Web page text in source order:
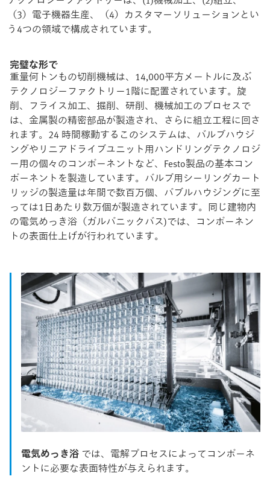
（3）電子機器生産、（4）カスタマーソリューションとい
う4つの領域で構成されています。
完璧な形で
重量何トンもの切削機械は、14,000平方メートルに及ぶ
テクノロジーファクトリー1階に配置されています。旋
削、フライス加工、掘削、研削、機械加工のプロセスで
は、金属製の精密部品が製造され、さらに組立工程に回さ
れます。24 時間稼動するこのシステムは、バルブハウジ
ングやリニアドライブユニット用ハンドリングテクノロジ
ー用の個々のコンポーネントなど、Festo製品の基本コン
ポーネントを製造しています。バルブ用シーリングカート
リッジの製造量は年間で数百万個、バブルハウジングに至
っては1日あたり数万個が製造されています。同じ建物内
の電気めっき浴（ガルバニックバス)では、コンポーネン
トの表面仕上げが行われています。
電気めっき浴 では、電解プロセスによってコンポーネ
ントに必要な表面特性が与えられます。